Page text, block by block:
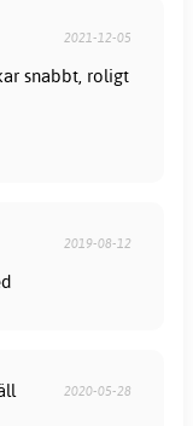
2021-12-05
snabbt, roligt
2019-08-12
2020-05-28